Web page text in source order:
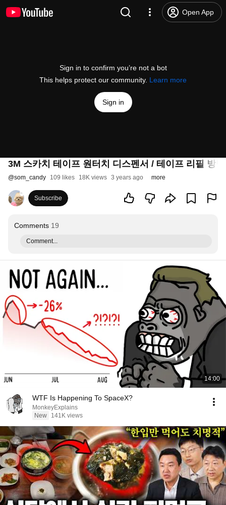
Open App
Sign in to confirm you’re not a bot
This helps protect our community. Learn more
Sign in
3M 스카치 테이프 원터치 디스펜서 / 테이프 리필 방
@som_candy 109 likes 18K views 3 years ago more
Subscribe
Comments 19
Comment...
14:00
WTF Is Happening To SpaceX?
MonkeyExplains
New
141K views